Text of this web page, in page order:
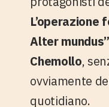
Alter
Chemollo,
ovviamente
quotidiano.